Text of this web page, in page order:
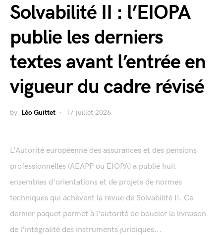
Solvabilité II : l’EIOPA
publie les derniers
textes avant l’entrée en
vigueur du cadre révisé
by Léo Guittet 17 juillet 2026
L'Autorité européenne des assurances et des pensions
professionnelles (AEAPP ou EIOPA) a publié huit
ensembles d'orientations et de projets de normes
techniques qui achèvent la revue de Solvabilité II. Ce
dernier paquet permet à l'autorité de boucler la livraison
de l'intégralité des instruments juridiques...